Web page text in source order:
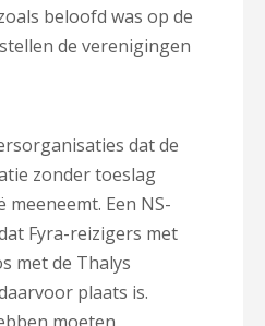
beloofd was op de
de verenigingen
dat de
zonder toeslag
Een NS-
Fyra-reizigers met
met de Thalys
plaats is.